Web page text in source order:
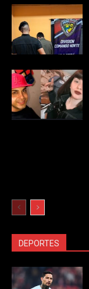
DEPORTES